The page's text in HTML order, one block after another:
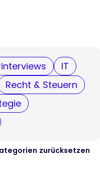
IT
Recht & Steuern
zurücksetzen